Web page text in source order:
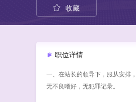
收藏
职位详情
一、在站长的领导下，服从安排
无不良嗜好，无犯罪记录。